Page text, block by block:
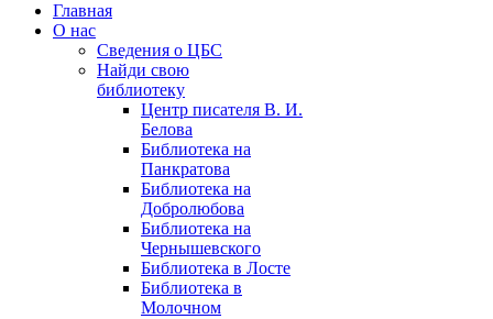
Главная
О нас
Сведения о ЦБС
Найди свою
библиотеку
Центр писателя В. И.
Белова
Библиотека на
Панкратова
Библиотека на
Добролюбова
Библиотека на
Чернышевского
Библиотека в Лосте
Библиотека в
Молочном